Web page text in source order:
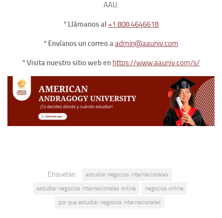
AAU.
* Llámanos al +1 808 4646618
* Envíanos un correo aadmin@aauniv.com
* Visita nuestro sitio web en https://www.aauniv.com/s/
Etiquetas:
estudiar negocios internacionales
estudiar negocios internacionales online
negocios online
por que estudiar negocios internacionales